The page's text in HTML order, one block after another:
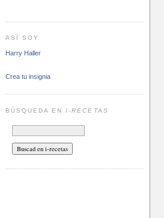
ASÍ SOY
Harry Haller
Crea tu insignia
BÚSQUEDA ENI-RECETAS